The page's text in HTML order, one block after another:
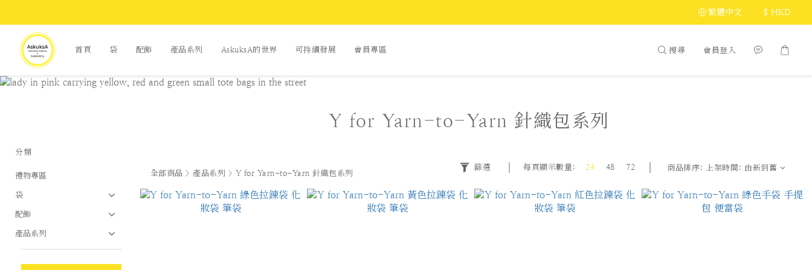
繁體中文 $ HKD
首頁 袋 配飾 產品系列 AskuksA的世界 可持續發展 會員專區 搜尋 會員登入
分類
禮物專區
袋
配飾
產品系列
Y for Yarn-to-Yarn 針織包系列
全部商品 > 產品系列 > Y for Yarn-to-Yarn 針織包系列
篩選 每頁顯示數量: 24 48 72 商品排序: 上架時間: 由新到舊